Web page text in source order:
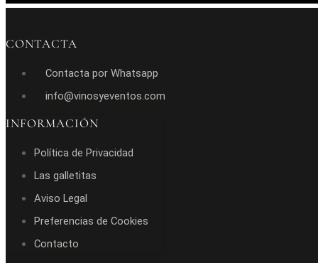
CONTACTA
Contacta por Whatsapp
info@vinosyeventos.com
INFORMACIÓN
Política de Privacidad
Las galletitas
Aviso Legal
Preferencias de Cookies
Contacto